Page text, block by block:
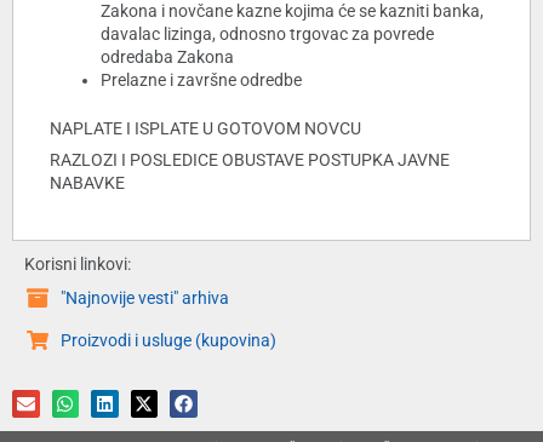
Zakona i novčane kazne kojima će se kazniti banka,
davalac lizinga, odnosno trgovac za povrede
odredaba Zakona
Prelazne i završne odredbe
NAPLATE I ISPLATE U GOTOVOM NOVCU
RAZLOZI I POSLEDICE OBUSTAVE POSTUPKA JAVNE
NABAVKE
Korisni linkovi:
"Najnovije vesti" arhiva
Proizvodi i usluge (kupovina)